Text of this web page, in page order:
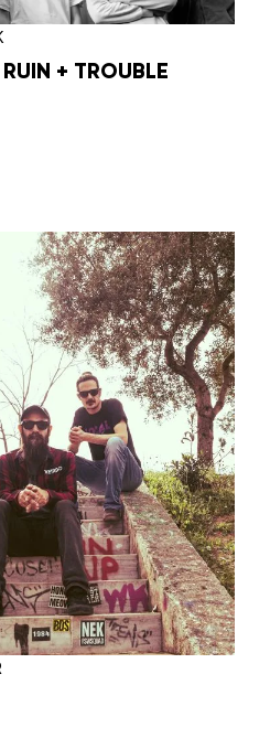
+ TROUBLE